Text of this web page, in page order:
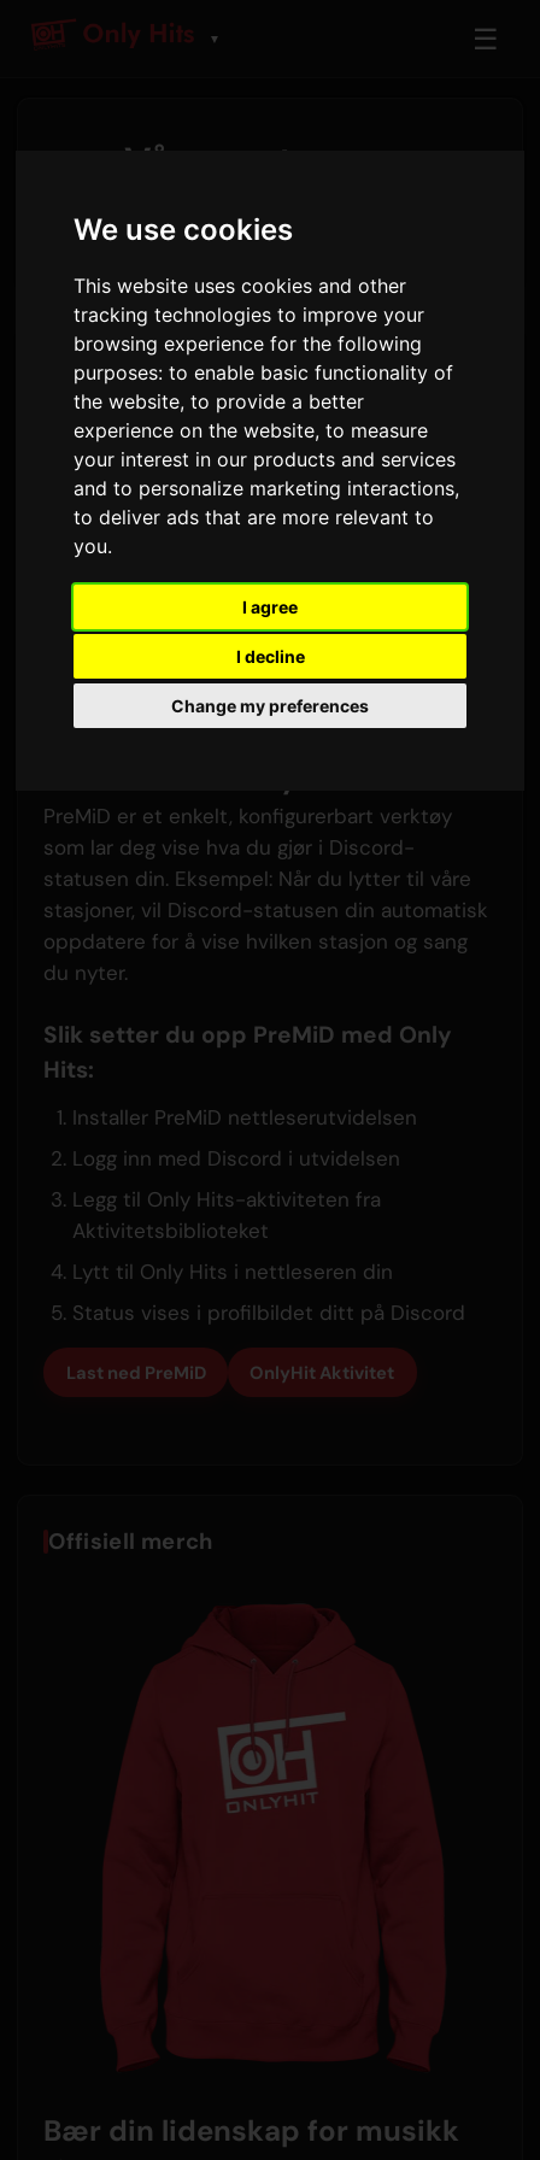
We use cookies
This website uses cookies and other
tracking technologies to improve your
browsing experience for the following
purposes:to enable basic functionality of
the website,to provide a better
experience on the website,to measure
your interest in our products and services
and to personalize marketing interactions,
to deliver ads that are more relevant to
you.
I agree
I decline
Change my preferences
▼ ☰
Våre partnere
opplevelse
PreMiD-integrasjon
PreMiD er et enkelt, konfigurerbart verktøy
som lar deg vise hva du gjør i Discord-
statusen din. Eksempel: Når du lytter til våre
stasjoner, vil Discord-statusen din automatisk
oppdatere for å vise hvilken stasjon og sang
du nyter.
Slik setter du opp PreMiD med Only
Hits:
Installer PreMiD nettleserutvidelsen
Logg inn med Discord i utvidelsen
Legg til Only Hits-aktiviteten fra
Aktivitetsbiblioteket
Lytt til Only Hits i nettleseren din
Status vises i profilbildet ditt på Discord
Last ned PreMiD OnlyHit Aktivitet
Offisiell merch
Bær din lidenskap for musikk